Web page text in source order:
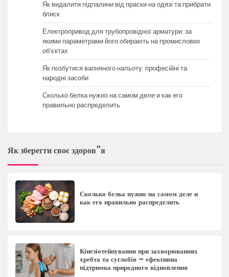
Як видалити підпалини від праски на одязі та прибрати
блиск
Електропривод для трубопровідної арматури: за
якими параметрами його обирають на промислових
об’єктах
Як позбутися вапняного нальоту: професійні та
народні засоби
Сколько белка нужно на самом деле и как его
правильно распределить
Як зберегти своє здоров”я
Сколько белка нужно на самом деле и
как его правильно распределить
Кінезіотейпування при захворюваннях
хребта та суглобів – ефективна
підтримка природного відновлення